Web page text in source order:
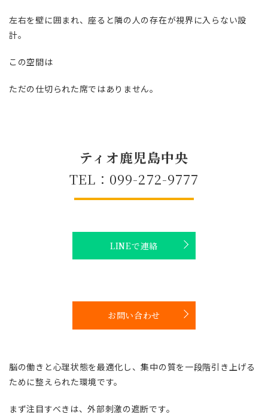
左右を壁に囲まれ、座ると隣の人の存在が視界に入らない設
計。
この空間は
ただの仕切られた席ではありません。
ティオ鹿児島中央
TEL：099-272-9777
LINEで連絡
お問い合わせ
脳の働きと心理状態を最適化し、集中の質を一段階引き上げる
ために整えられた環境です。
まず注目すべきは、外部刺激の遮断です。